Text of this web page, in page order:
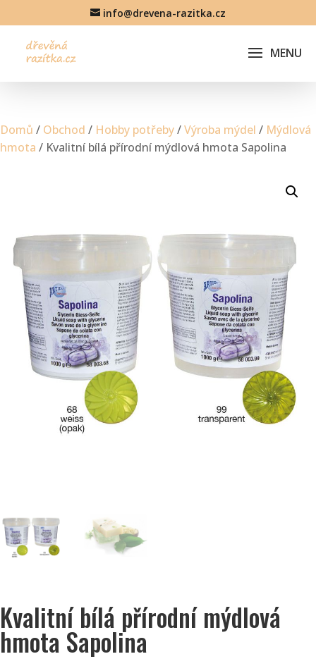
info@drevena-razitka.cz
Domů / Obchod / Hobby potřeby/Výroba mýdel / Mýdlová
hmota / Kvalitní bílá přírodní mýdlová hmota Sapolina
Kvalitní bílá přírodní mýdlová
hmota Sapolina